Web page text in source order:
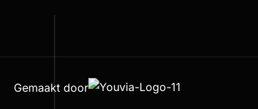
Gemaakt door